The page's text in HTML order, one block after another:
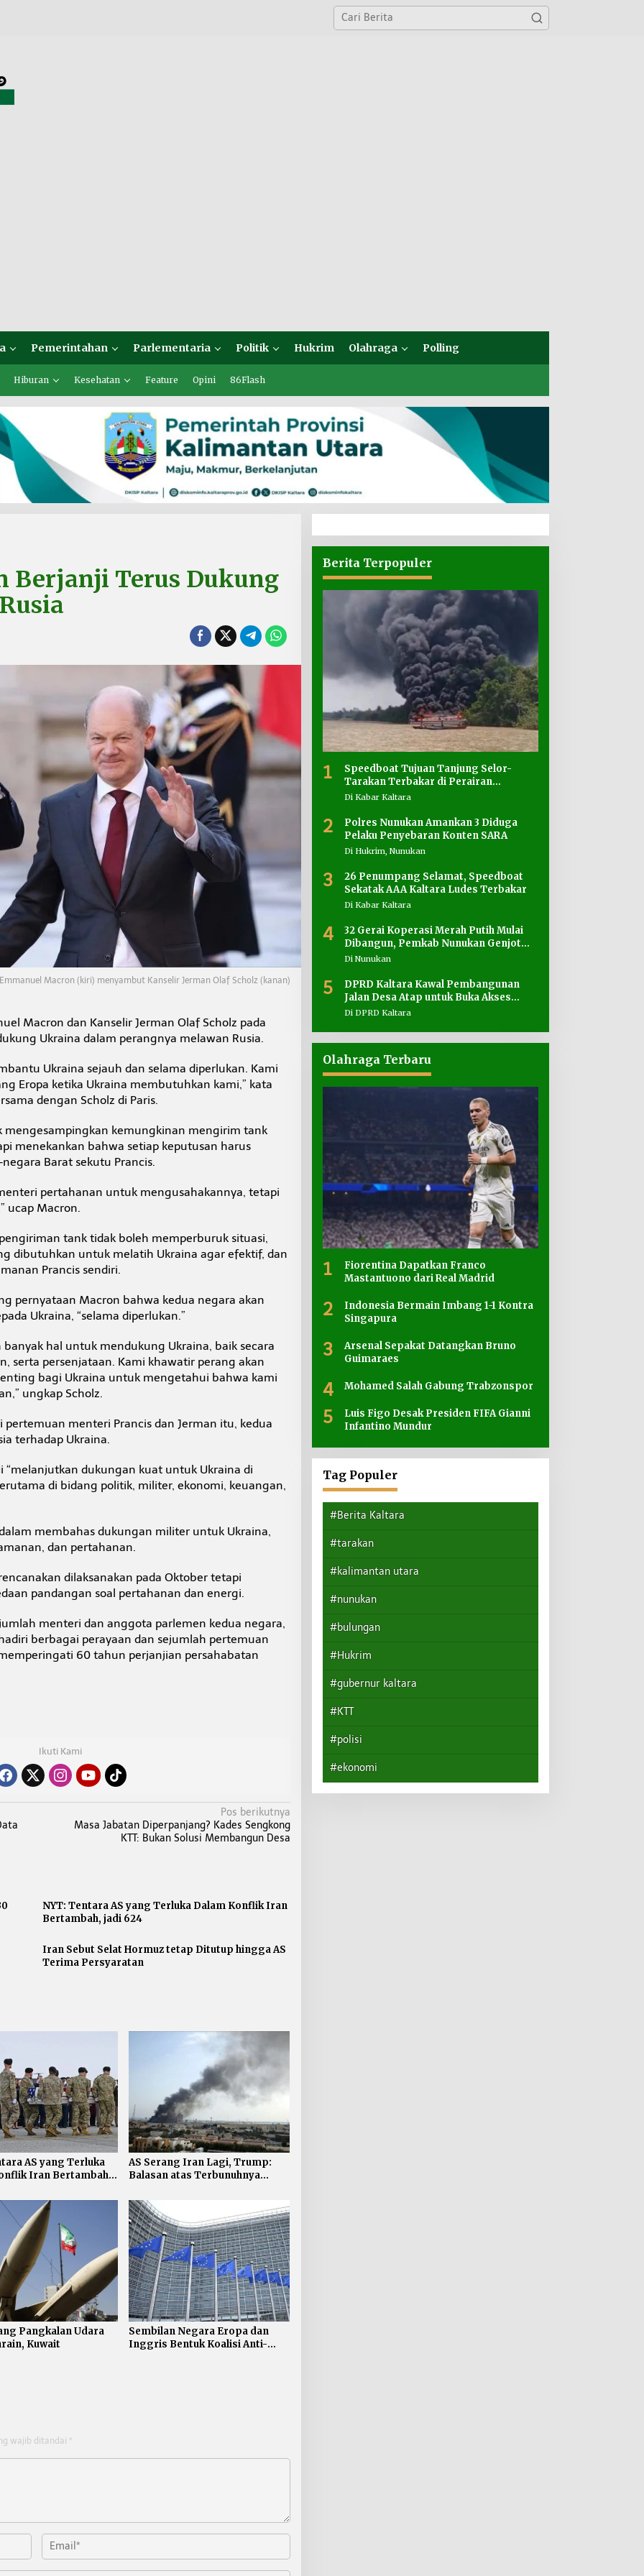
Pemerintahan Parlementaria Politik Hukrim Olahraga Polling
Hiburan Kesehatan Feature Opini 86Flash
Berjanji Terus Dukung
Macron (kiri) menyambut Kanselir Jerman Olaf Scholz (kanan)
Macron dan Kanselir Jerman Olaf Scholz pada
Ukraina dalam perangnya melawan Rusia.
Ukraina sejauh dan selama diperlukan. Kami
Eropa ketika Ukraina membutuhkan kami,” kata
dengan Scholz di Paris.
mengesampingkan kemungkinan mengirim tank
menekankan bahwa setiap keputusan harus
Barat sekutu Prancis.
pertahanan untuk mengusahakannya, tetapi
ucap Macron.
tank tidak boleh memperburuk situasi,
dibutuhkan untuk melatih Ukraina agar efektif, dan
Prancis sendiri.
pernyataan Macron bahwa kedua negara akan
Ukraina, “selama diperlukan.”
hal untuk mendukung Ukraina, baik secara
serta persenjataan. Kami khawatir perang akan
bagi Ukraina untuk mengetahui bahwa kami
ungkap Scholz.
pertemuan menteri Prancis dan Jerman itu, kedua
terhadap Ukraina.
“melanjutkan dukungan kuat untuk Ukraina di
di bidang politik, militer, ekonomi, keuangan,
membahas dukungan militer untuk Ukraina,
dan pertahanan.
dilaksanakan pada Oktober tetapi
pandangan soal pertahanan dan energi.
menteri dan anggota parlemen kedua negara,
berbagai perayaan dan sejumlah pertemuan
60 tahun perjanjian persahabatan
Ikuti Kami
Pos berikutnya
Masa Jabatan Diperpanjang? Kades Sengkong
KTT: Bukan Solusi Membangun Desa
NYT: Tentara AS yang Terluka Dalam Konflik Iran
Bertambah, jadi 624
Iran Sebut Selat Hormuz tetap Ditutup hingga AS
Terima Persyaratan
AS yang Terluka
Iran Bertambah,
AS Serang Iran Lagi, Trump:
Balasan atas Terbunuhnya
Pangkalan Udara
Kuwait
Sembilan Negara Eropa dan
Inggris Bentuk Koalisi Anti-
wajib ditandai *
Berita Terpopuler
1
Speedboat Tujuan Tanjung Selor-
Tarakan Terbakar di Perairan
Salimbatu
Di Kabar Kaltara
2
Polres Nunukan Amankan 3 Diduga
Pelaku Penyebaran Konten SARA
Di Hukrim, Nunukan
3
26 Penumpang Selamat, Speedboat
Sekatak AAA Kaltara Ludes Terbakar
Di Kabar Kaltara
4
32 Gerai Koperasi Merah Putih Mulai
Dibangun, Pemkab Nunukan Genjot
Penyediaan Lahan
Di Nunukan
5
DPRD Kaltara Kawal Pembangunan
Jalan Desa Atap untuk Buka Akses
Wilayah Perbatasan
Di DPRD Kaltara
Olahraga Terbaru
1
Fiorentina Dapatkan Franco
Mastantuono dari Real Madrid
2
Indonesia Bermain Imbang 1-1 Kontra
Singapura
3
Arsenal Sepakat Datangkan Bruno
Guimaraes
4 Mohamed Salah Gabung Trabzonspor
5
Luis Figo Desak Presiden FIFA Gianni
Infantino Mundur
Tag Populer
#Berita Kaltara
#tarakan
#kalimantan utara
#nunukan
#bulungan
#Hukrim
#gubernur kaltara
#KTT
#polisi
#ekonomi